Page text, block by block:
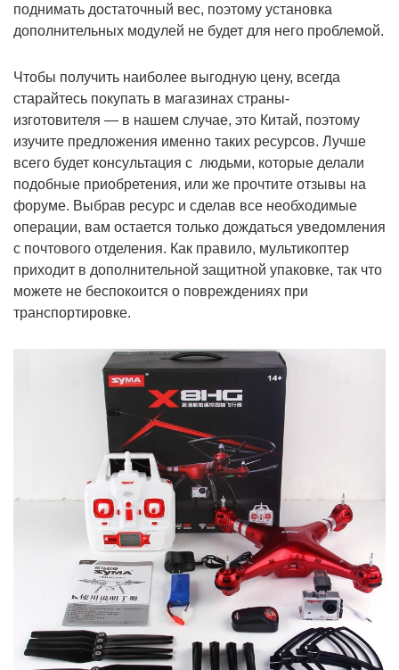
поднимать достаточный вес, поэтому установка
дополнительных модулей не будет для него проблемой.
Чтобы получить наиболее выгодную цену, всегда
старайтесь покупать в магазинах страны-
изготовителя — в нашем случае, это Китай, поэтому
изучите предложения именно таких ресурсов. Лучше
всего будет консультация с людьми, которые делали
подобные приобретения, или же прочтите отзывы на
форуме. Выбрав ресурс и сделав все необходимые
операции, вам остается только дождаться уведомления
с почтового отделения. Как правило, мультикоптер
приходит в дополнительной защитной упаковке, так что
можете не беспокоится о повреждениях при
транспортировке.